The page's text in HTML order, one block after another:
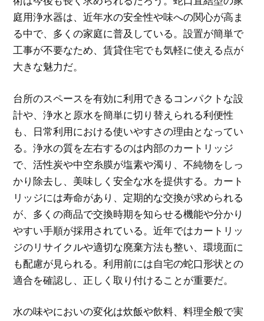
庭用浄水器は、近年水の安全性や味への関心が高ま
る中で、多くの家庭に普及している。設置が簡単で
工事が不要なため、賃貸住宅でも気軽に使える点が
大きな魅力だ。
台所のスペースを有効に利用できるコンパクトな設
計や、浄水と原水を簡単に切り替えられる利便性
も、日常利用における使いやすさの理由となってい
る。浄水の質を左右するのは内部のカートリッジ
で、活性炭や中空糸膜が塩素や濁り、不純物をしっ
かり除去し、美味しく安全な水を提供する。カート
リッジには寿命があり、定期的な交換が求められる
が、多くの商品で交換時期を知らせる機能や分かり
やすい手順が採用されている。近年ではカートリッ
ジのリサイクルや適切な廃棄方法も整い、環境面に
も配慮が見られる。利用前には自宅の蛇口形状との
適合を確認し、正しく取り付けることが重要だ。
水の味やにおいの変化は炊飯や飲料、料理全般で実